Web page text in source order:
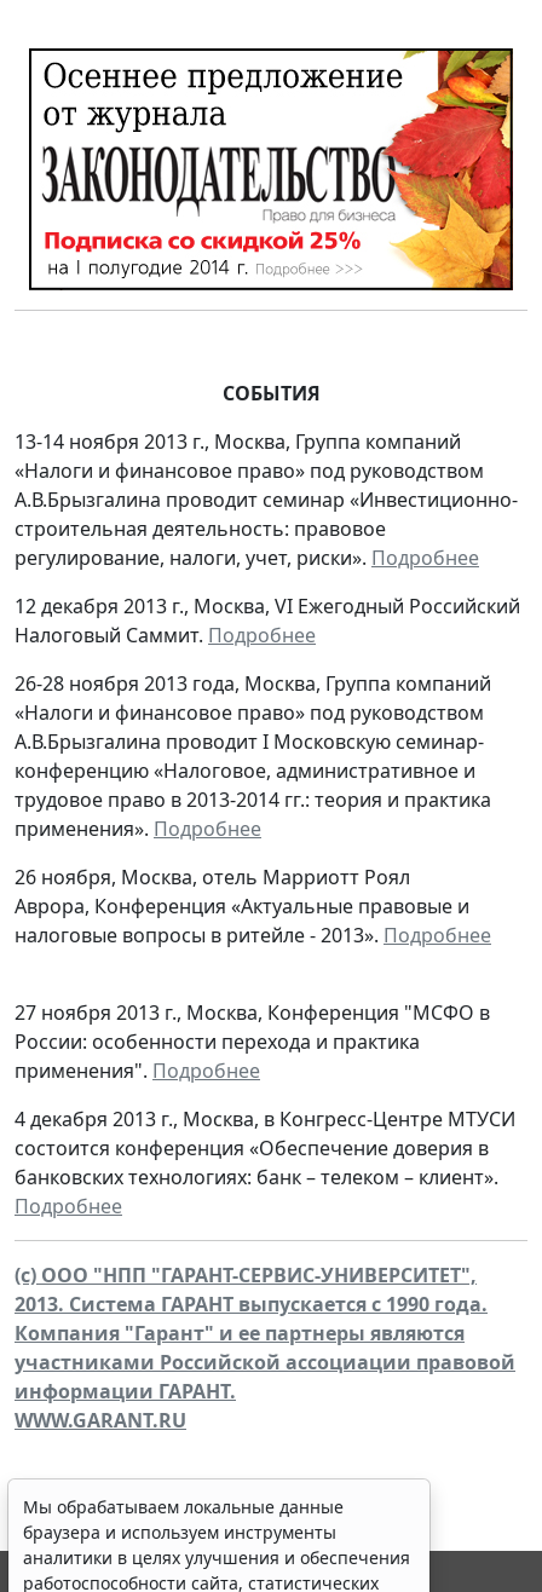
СОБЫТИЯ
13-14 ноября 2013 г., Москва, Группа компаний
«Налоги и финансовое право» под руководством
А.В.Брызгалина проводит семинар «Инвестиционно-
строительная деятельность: правовое
регулирование, налоги, учет, риски». Подробнее
12 декабря 2013 г., Москва, VI Ежегодный Российский
Налоговый Саммит. Подробнее
26-28 ноября 2013 года, Москва, Группа компаний
«Налоги и финансовое право» под руководством
А.В.Брызгалина проводит I Московскую семинар-
конференцию «Налоговое, административное и
трудовое право в 2013-2014 гг.: теория и практика
применения». Подробнее
26 ноября, Москва, отель Марриотт Роял
Аврора, Конференция «Актуальные правовые и
налоговые вопросы в ритейле - 2013». Подробнее
27 ноября 2013 г., Москва, Конференция "МСФО в
России: особенности перехода и практика
применения". Подробнее
4 декабря 2013 г., Москва, в Конгресс-Центре МТУСИ
состоится конференция «Обеспечение доверия в
банковских технологиях: банк – телеком – клиент».
Подробнее
(c) ООО "НПП "ГАРАНТ-СЕРВИС-УНИВЕРСИТЕТ",
2013. Система ГАРАНТ выпускается с 1990 года.
Компания "Гарант" и ее партнеры являются
участниками Российской ассоциации правовой
информации ГАРАНТ.
WWW.GARANT.RU
Мы обрабатываем локальные данные
браузера и используем инструменты
аналитики в целях улучшения и обеспечения
работоспособности сайта, статистических